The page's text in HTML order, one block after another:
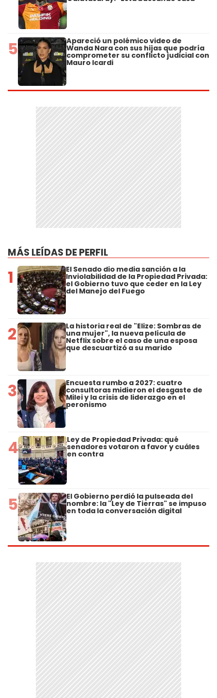
5 Apareció un polémico video de
Wanda Nara con sus hijas que podría
comprometer su conflicto judicial con
Mauro Icardi
MÁS LEÍDAS DE PERFIL
1 El Senado dio media sanción a la
Inviolabilidad de la Propiedad Privada:
el Gobierno tuvo que ceder en la Ley
del Manejo del Fuego
2 La historia real de "Elize: Sombras de
una mujer", la nueva película de
Netflix sobre el caso de una esposa
que descuartizó a su marido
3 Encuesta rumbo a 2027: cuatro
consultoras midieron el desgaste de
Milei y la crisis de liderazgo en el
peronismo
4 Ley de Propiedad Privada: qué
senadores votaron a favor y cuáles
en contra
5 El Gobierno perdió la pulseada del
nombre: la "Ley de Tierras" se impuso
en toda la conversación digital